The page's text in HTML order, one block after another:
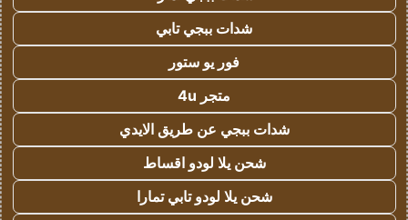
شدات ببجي تابي
فور يو ستور
متجر 4u
شدات ببجي عن طريق الايدي
شحن يلا لودو اقساط
شحن يلا لودو تابي تمارا